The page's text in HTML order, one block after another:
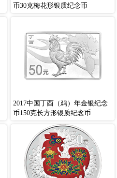
币30克梅花形银质纪念币
2017中国丁酉（鸡）年金银纪念
币150克长方形银质纪念币